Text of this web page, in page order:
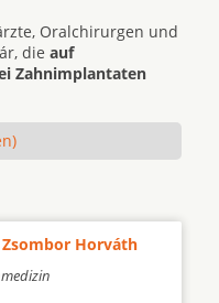
Oralchirurgen und
die auf
Zahnimplantaten
Horváth